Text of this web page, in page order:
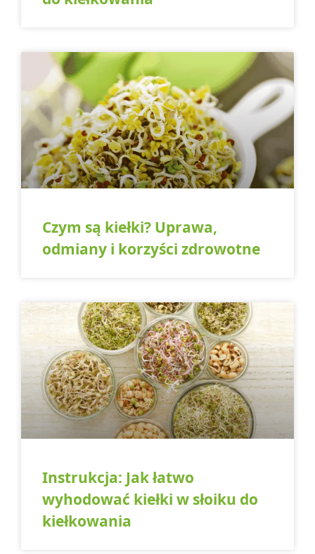
Czym są kiełki? Uprawa,
odmiany i korzyści zdrowotne
Instrukcja: Jak łatwo
wyhodować kiełki w słoiku do
kiełkowania